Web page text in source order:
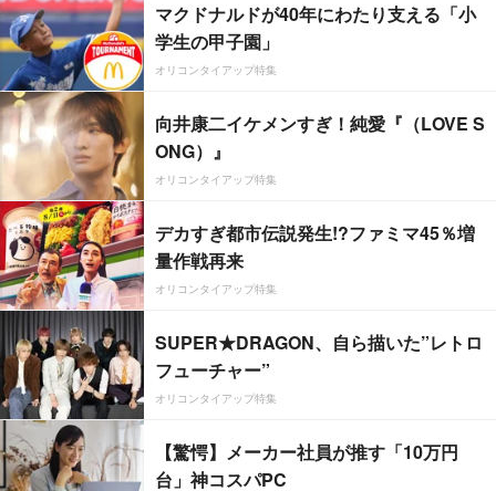
マクドナルドが40年にわたり支える「小
学生の甲子園」
オリコンタイアップ特集
向井康二イケメンすぎ！純愛『（LOVE S
ONG）』
オリコンタイアップ特集
デカすぎ都市伝説発生!?ファミマ45％増
量作戦再来
オリコンタイアップ特集
SUPER★DRAGON、自ら描いた”レトロ
フューチャー”
オリコンタイアップ特集
【驚愕】メーカー社員が推す「10万円
台」神コスパPC